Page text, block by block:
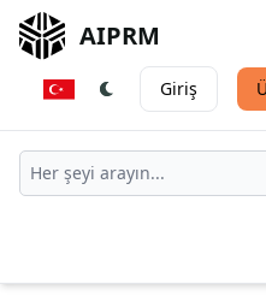
AIPRM
Giriş